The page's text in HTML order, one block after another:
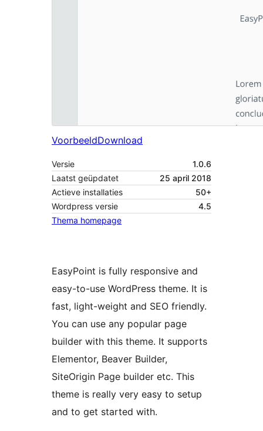
VoorbeeldDownload
Versie
1.0.6
Laatst geüpdatet
25 april 2018
Actieve installaties
50+
Wordpress versie
4.5
Thema homepage
EasyPoint is fully responsive and
easy-to-use WordPress theme. It is
fast, light-weight and SEO friendly.
You can use any popular page
builder with this theme. It supports
Elementor, Beaver Builder,
SiteOrigin Page builder etc. This
theme is really very easy to setup
and to get started with.